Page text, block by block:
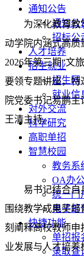
通知公告
通知公
招标公
人才培养
招生就业
招生网
就业信
对外交流
科学研究
高职单招
智慧校园
教务系
OA办
统一门
电子邮
快捷功能
单招报
录取查
为深化教育教
动学院内涵式高质
2026年第三期“文
要领专题讲座，特
院党委书记易鹏
王清主持。
易书记结合自
围绕教学成果奖
刻阐释高校教师申
业发展与人才培